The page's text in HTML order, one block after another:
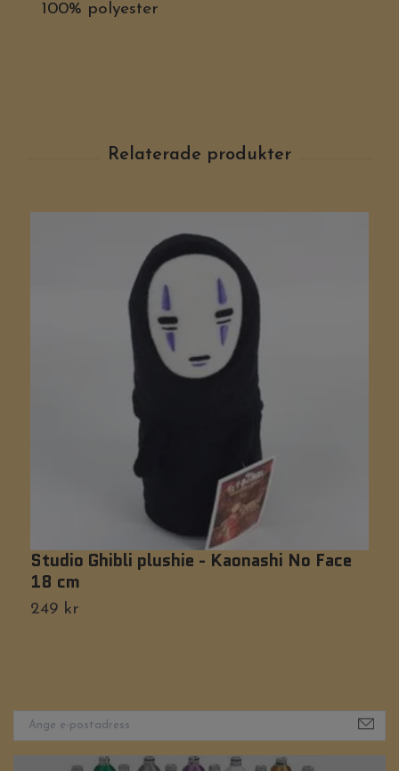
100% polyester
Studio Ghibli plushie - Kaonashi No Face
18 cm
249 kr